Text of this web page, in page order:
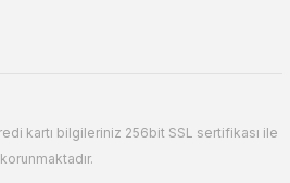
kartı bilgileriniz 256bit SSL sertifikası ile
korunmaktadır.